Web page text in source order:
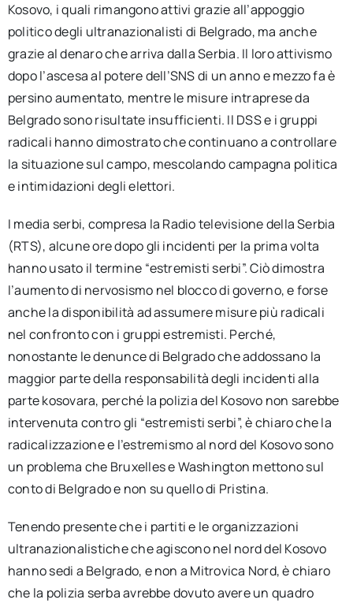
Kosovo, i quali rimangono attivi grazie all’appoggio
politico degli ultranazionalisti di Belgrado, ma anche
grazie al denaro che arriva dalla Serbia. Il loro attivismo
dopo l’ascesa al potere dell’SNS di un anno e mezzo fa è
persino aumentato, mentre le misure intraprese da
Belgrado sono risultate insufficienti. Il DSS e i gruppi
radicali hanno dimostrato che continuano a controllare
la situazione sul campo, mescolando campagna politica
e intimidazioni degli elettori.
I media serbi, compresa la Radio televisione della Serbia
(RTS), alcune ore dopo gli incidenti per la prima volta
hanno usato il termine “estremisti serbi”. Ciò dimostra
l’aumento di nervosismo nel blocco di governo, e forse
anche la disponibilità ad assumere misure più radicali
nel confronto con i gruppi estremisti. Perché,
nonostante le denunce di Belgrado che addossano la
maggior parte della responsabilità degli incidenti alla
parte kosovara, perché la polizia del Kosovo non sarebbe
intervenuta contro gli “estremisti serbi”, è chiaro che la
radicalizzazione e l’estremismo al nord del Kosovo sono
un problema che Bruxelles e Washington mettono sul
conto di Belgrado e non su quello di Pristina.
Tenendo presente che i partiti e le organizzazioni
ultranazionalistiche che agiscono nel nord del Kosovo
hanno sedi a Belgrado, e non a Mitrovica Nord, è chiaro
che la polizia serba avrebbe dovuto avere un quadro